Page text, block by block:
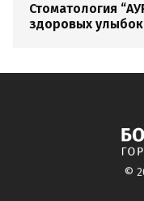
Стоматология
здоровых улыбок
©